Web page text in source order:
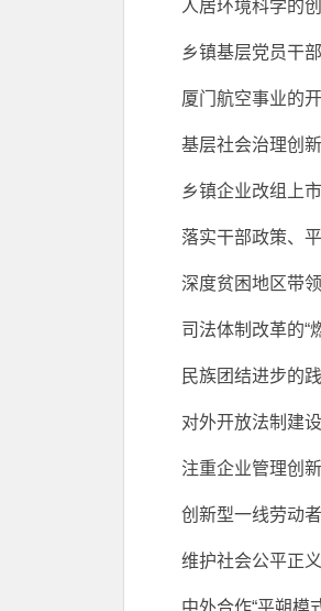
人居环境科学的
乡镇基层党员干
厦门航空事业的
基层社会治理创
乡镇企业改组上
落实干部政策、
深度贫困地区带
司法体制改革的
民族团结进步的
对外开放法制建
注重企业管理创
创新型一线劳动
维护社会公平正